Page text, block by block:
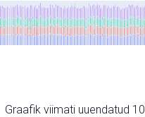
Graafik viimati uuendatud